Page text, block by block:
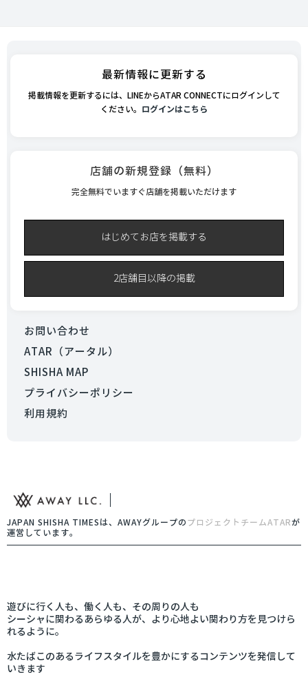
最新情報に更新する
掲載情報を更新するには、LINEからATAR CONNECTにログインして
ください。 ログインはこちら
店舗の新規登録（無料）
完全無料でいますぐ店舗を掲載いただけます
はじめてお店を掲載する
2店舗目以降の掲載
お問い合わせ
ATAR（アータル）
SHISHA MAP
プライバシーポリシー
利用規約
JAPAN SHISHA TIMESは、AWAYグループの プロジェクトチームATARが
運営しています。
遊びに行く人も、働く人も、その周りの人も
シーシャに関わるあらゆる人が、より心地よい関わり方を見つけら
れるように。
水たばこのあるライフスタイルを豊かにするコンテンツを発信して
いきます